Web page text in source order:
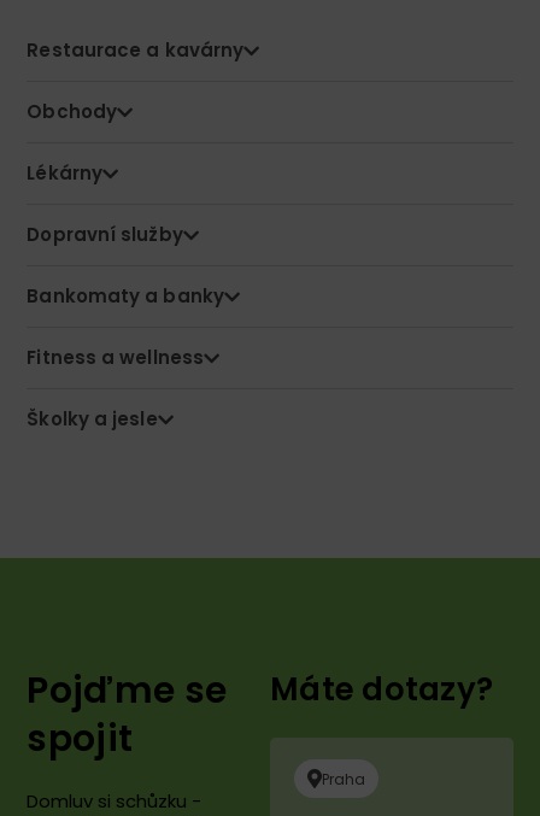
Restaurace a kavárny
Obchody
Lékárny
Dopravní služby
Bankomaty a banky
Fitness a wellness
Školky a jesle
Pojďme se
spojit​
Domluv si schůzku -
Máte dotazy?
Praha